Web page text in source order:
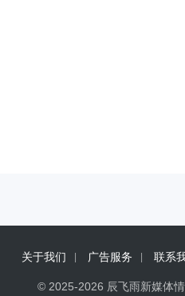
关于我们 广告服务 联系
© 2025-2026 辰飞雨新媒体